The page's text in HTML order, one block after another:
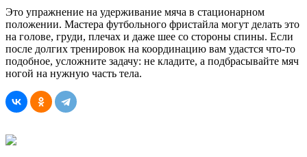
Это упражнение на удерживание мяча в стационарном
положении. Мастера футбольного фристайла могут делать это
на голове, груди, плечах и даже шее со стороны спины. Если
после долгих тренировок на координацию вам удастся что-то
подобное, усложните задачу: не кладите, а подбрасывайте мяч
ногой на нужную часть тела.